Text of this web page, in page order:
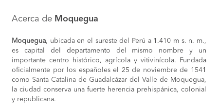
Acerca de Moquegua
Moquegua, ubicada en el sureste del Perú a 1.410 m s. n. m.,
es capital del departamento del mismo nombre y un
importante centro histórico, agrícola y vitivinícola. Fundada
oficialmente por los españoles el 25 de noviembre de 1541
como Santa Catalina de Guadalcázar del Valle de Moquegua,
la ciudad conserva una fuerte herencia prehispánica, colonial
y republicana.